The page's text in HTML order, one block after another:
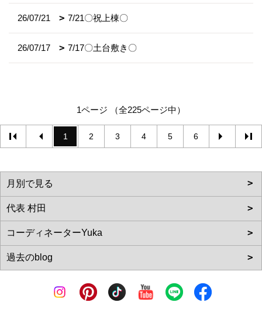
26/07/21 7/21〇祝上棟〇
26/07/17 7/17〇土台敷き〇
1ページ （全225ページ中）
1 2 3 4 5 6